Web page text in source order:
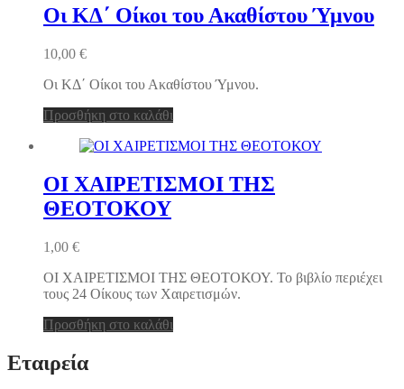
Οι ΚΔ΄ Οίκοι του Ακαθίστου Ύμνου
10,00 €
Οι ΚΔ΄ Οίκοι του Ακαθίστου Ύμνου.
Προσθήκη στο καλάθι
ΟΙ ΧΑΙΡΕΤΙΣΜΟΙ ΤΗΣ
ΘΕΟΤΟΚΟΥ
1,00 €
ΟΙ ΧΑΙΡΕΤΙΣΜΟΙ ΤΗΣ ΘΕΟΤΟΚΟΥ. Το βιβλίο περιέχει
τους 24 Οίκους των Χαιρετισμών.
Προσθήκη στο καλάθι
Εταιρεία